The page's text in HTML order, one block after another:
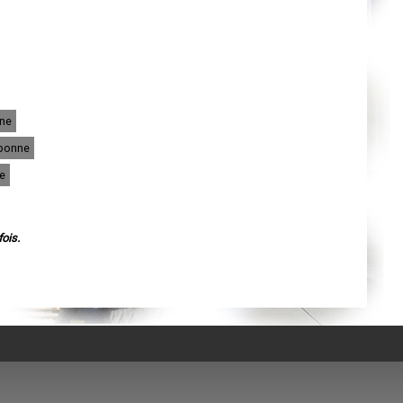
Vesoul
Chalon-sur-Saône